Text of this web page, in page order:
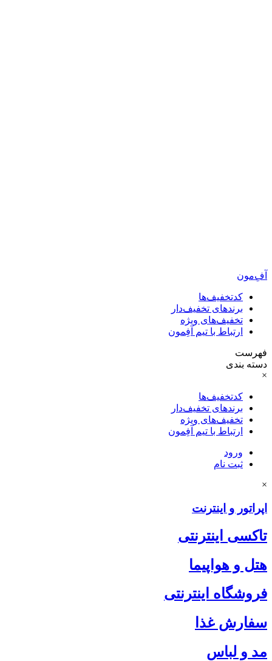
آفِ‌مون
کدتخفیف‌ها
برندهای تخفیف‌دار
تخفیف‌های ویژه
ارتباط با تیم آفِمون
فهرست
دسته بندی
×
کدتخفیف‌ها
برندهای تخفیف‌دار
تخفیف‌های ویژه
ارتباط با تیم آفِمون
ورود
ثبت نام
×
اپراتور و اینترنت
تاکسی اینترنتی
هتل و هواپیما
فروشگاه اینترنتی
سفارش غذا
مد و لباس